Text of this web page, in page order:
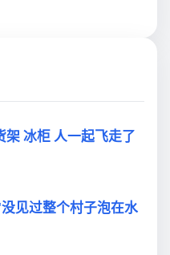
冰柜 人一起飞走了
见过整个村子泡在水